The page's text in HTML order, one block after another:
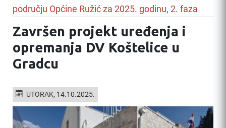
području Općine Ružić za 2025. godinu, 2. faza
Završen projekt uređenja i
opremanja DV Koštelice u
Gradcu
UTORAK, 14.10.2025.